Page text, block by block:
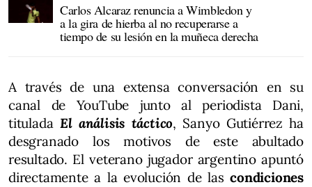
Carlos Alcaraz renuncia a Wimbledon y
a la gira de hierba al no recuperarse a
tiempo de su lesión en la muñeca derecha
A través de una extensa conversación en su
canal de YouTube junto al periodista Dani,
tituladaEl análisis táctico, Sanyo Gutiérrez ha
desgranado los motivos de este abultado
resultado. El veterano jugador argentino apuntó
directamente a la evolución de las condiciones